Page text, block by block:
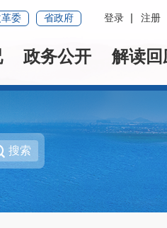
委 省政府 登录 注册
政务公开 解读回
搜索